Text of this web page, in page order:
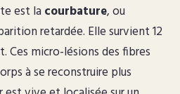
est la courbature, ou
retardée. Elle survient 12
Ces micro-lésions des fibres
à se reconstruire plus